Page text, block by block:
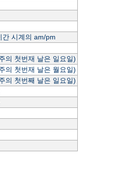
시계의 am/pm
의 첫번재 날은 일요일)
의 첫번재 날은 월요일)
의 첫번째 날은 일요일)